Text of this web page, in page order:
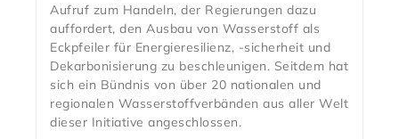
Aufruf zum Handeln, der Regierungen dazu
auffordert, den Ausbau von Wasserstoff als
Eckpfeiler für Energieresilienz, -sicherheit und
Dekarbonisierung zu beschleunigen. Seitdem hat
sich ein Bündnis von über 20 nationalen und
regionalen Wasserstoffverbänden aus aller Welt
dieser Initiative angeschlossen.